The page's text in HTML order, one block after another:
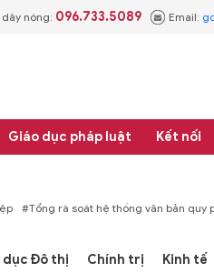
nóng: 096.733.5089 Email:
Giáo dục pháp luật Kết nối
#Tổng rà soát hệ thống văn bản quy
dục Đô thị Chính trị Kinh tế